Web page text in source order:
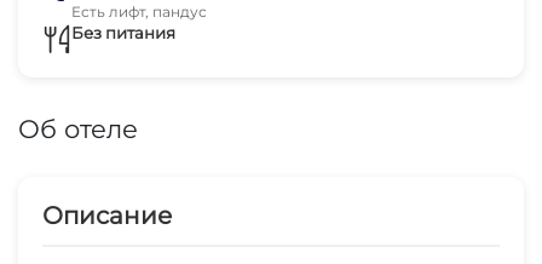
Есть лифт, пандус
Без питания
Об отеле
Описание